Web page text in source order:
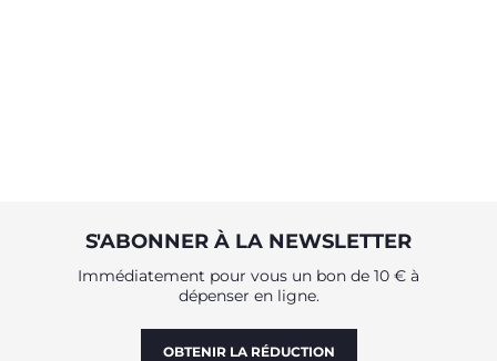
S'ABONNER À LA NEWSLETTER
Immédiatement pour vous un bon de 10 € à
dépenser en ligne.
OBTENIR LA RÉDUCTION